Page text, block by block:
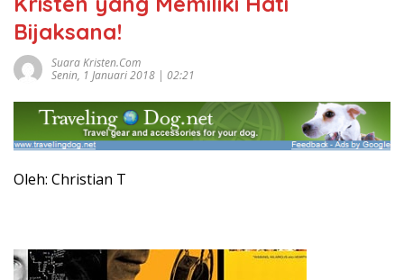
Bijaksana!
Suara Kristen.com
Senin, 1 Januari 2018 | 02:21
Oleh: Christian T